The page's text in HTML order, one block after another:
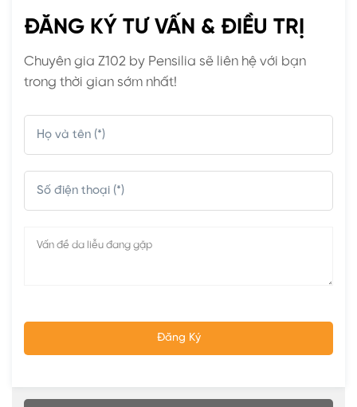
ĐĂNG KÝ TƯ VẤN & ĐIỀU TRỊ
Chuyên gia Z102 by Pensilia sẽ liên hệ với bạn
trong thời gian sớm nhất!